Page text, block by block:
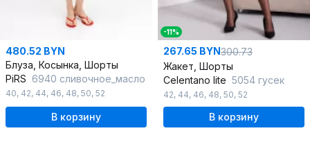
480.52 BYN
Блуза, Косынка, Шорты
PiRS 6940 сливочное_масло
40, 42, 44, 46, 48, 50, 52
В корзину
-11%
267.65 BYN300.73
Жакет, Шорты
Celentano lite 5054 гусек
42, 44, 46, 48, 50, 52
В корзину